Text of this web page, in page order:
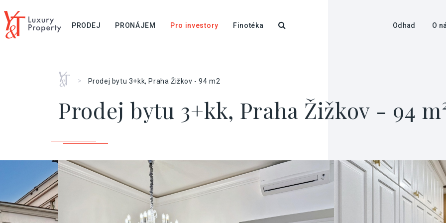
PRODEJ PRONÁJEM Pro investory Finotéka Odhad O
Home
> Prodej bytu 3+kk, Praha Žižkov - 94 m2
Prodej bytu 3+kk, Praha Žižkov - 94